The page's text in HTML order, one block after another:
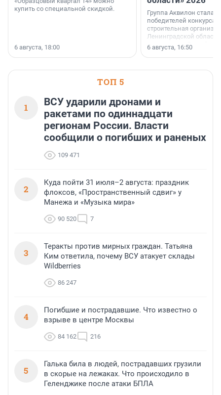
купить со специальной скидкой.
6 августа, 18:00
Группа Аквилон стала
победителей конкурса
строительная
Ленинградской области
номинации «Самый
застройщик
области».
6 августа, 16:50
ТОП 5
1
ВСУ ударили дронами и
ракетами по одиннадцати
регионам России. Власти
сообщили о погибших и раненых
109 471
2
Куда пойти 31 июля–2 августа: праздник
флоксов, «Пространственный сдвиг» у
Манежа и «Музыка мира»
90 520 7
3
Теракты против мирных граждан. Татьяна
Ким ответила, почему ВСУ атакует склады
Wildberries
86 247
4
Погибшие и пострадавшие. Что известно о
взрыве в центре Москвы
84 162 216
5
Галька била в людей, пострадавших грузили
в скорые на лежаках. Что происходило в
Геленджике после атаки БПЛА